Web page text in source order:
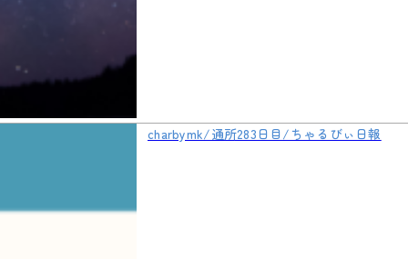
charbymk/通所283日目/ちゃるびぃ日報